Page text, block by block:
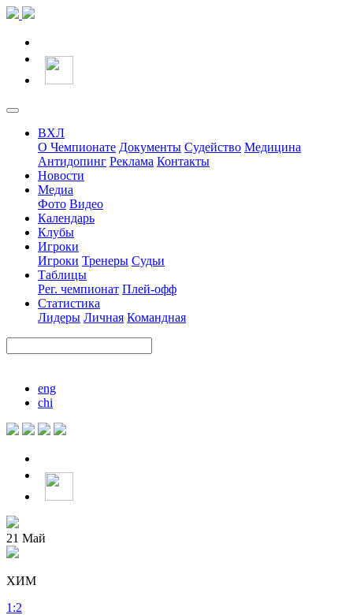
ВХЛ
О Чемпионате Документы Судейство Медицина
Антидопинг Реклама Контакты
Новости
Медиа
Фото Видео
Календарь
Клубы
Игроки
Игроки Тренеры Судьи
Таблицы
Рег. чемпионат Плей-офф
Статистика
Лидеры Личная Командная
eng
chi
21 Май
ХИМ
1 :2